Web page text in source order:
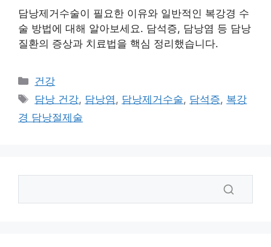
담낭제거수술이 필요한 이유와 일반적인 복강경 수
술 방법에 대해 알아보세요. 담석증, 담낭염 등 담낭
질환의 증상과 치료법을 핵심 정리했습니다.
카
테
리
건강
태
그
담낭 건강, 담낭염, 담낭제거수술, 담석증, 복강
경 담낭절제술